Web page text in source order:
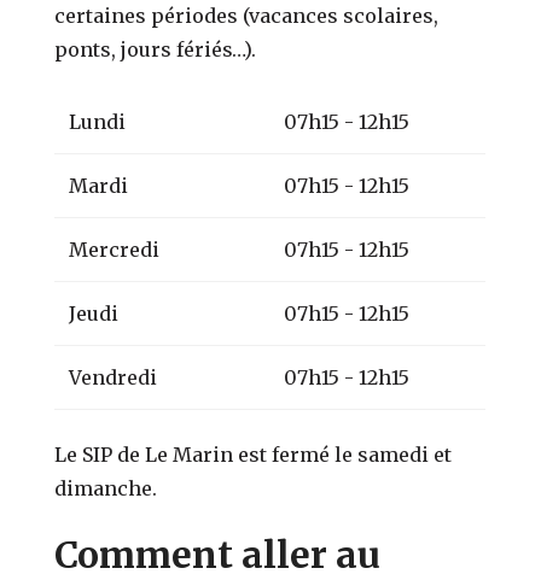
certaines périodes (vacances scolaires,
ponts, jours fériés…).
Lundi 07h15 - 12h15
Mardi 07h15 - 12h15
Mercredi 07h15 - 12h15
Jeudi 07h15 - 12h15
Vendredi 07h15 - 12h15
Le SIP de Le Marin est fermé le samedi et
dimanche.
Comment aller au